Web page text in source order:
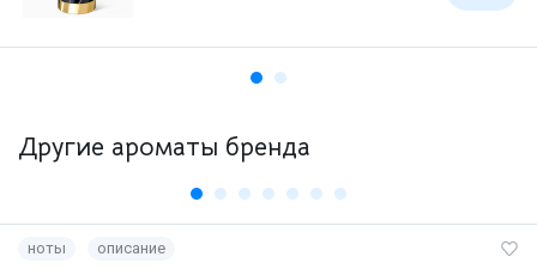
Другие ароматы бренда
ноты описание